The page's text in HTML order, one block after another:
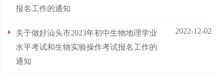
报名工作的通知
关于做好汕头市2023年初中生物地理学业
水平考试和生物实验操作考试报名工作的
通知
2022-12-02